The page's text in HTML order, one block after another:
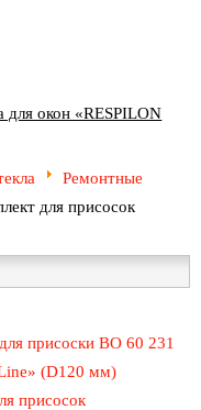
окон «RESPILON
Ремонтные
для присосок
присоски ВО 60 231
(D120 мм)
присосок